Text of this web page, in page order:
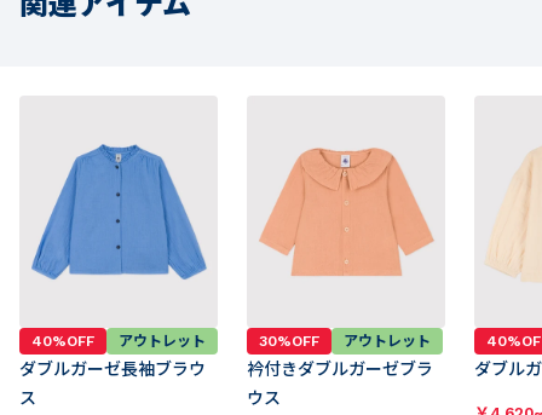
40%OFF アウトレット
ダブルガーゼ長袖ブラウ
ス
30%OFF アウトレット
衿付きダブルガーゼブラ
ウス
ダブル